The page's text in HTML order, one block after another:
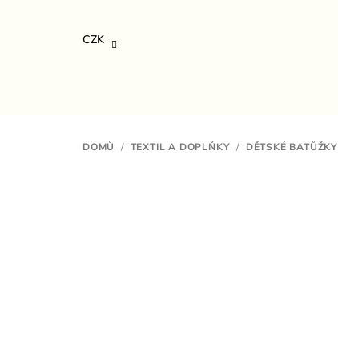
CZK
DOMŮ / TEXTIL A DOPLŇKY / DĚTSKÉ BATŮŽKY